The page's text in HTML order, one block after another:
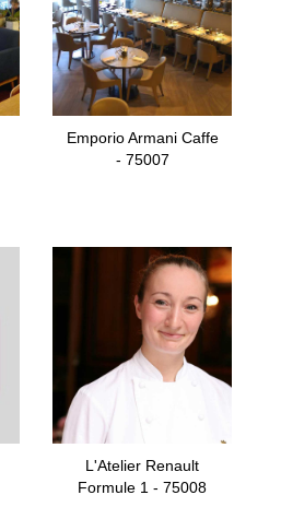
Emporio Armani Caffe
- 75007
L'Atelier Renault
Formule 1 - 75008